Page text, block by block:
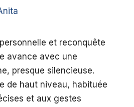
et reconquête
avance avec une
presque silencieuse.
de haut niveau, habituée
et aux gestes